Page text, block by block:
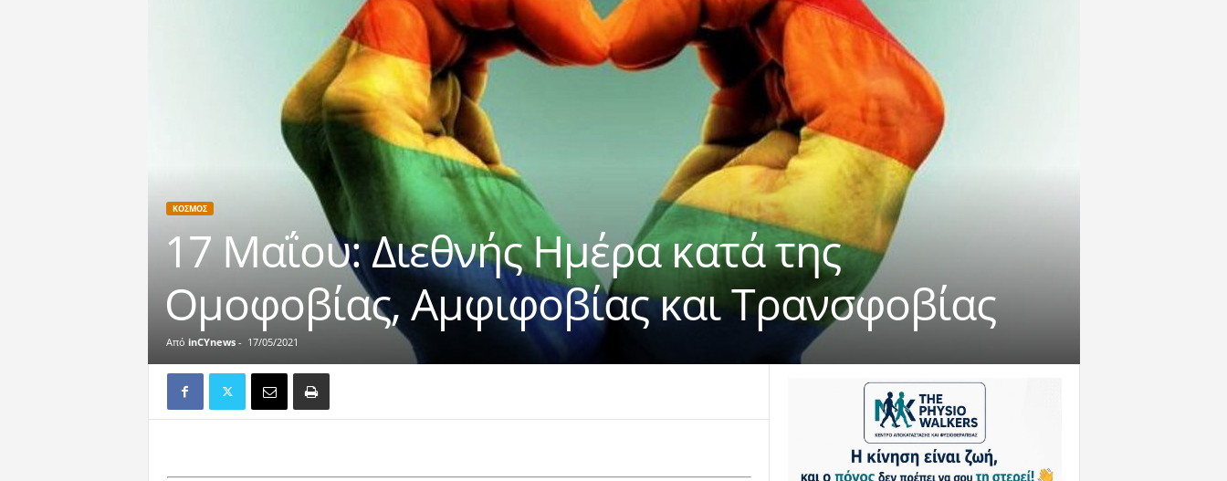
ΚΟΣΜΟΣ
17 Μαΐου: Διεθνής Ημέρα κατά της
Ομοφοβίας, Αμφιφοβίας και Τρανσφοβίας
Από inCYnews- 17/05/2021